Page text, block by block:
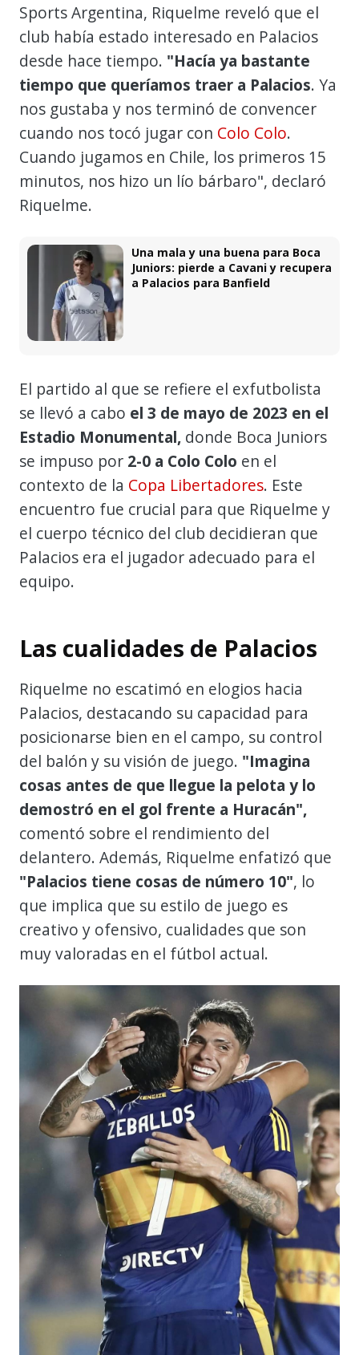
Sports Argentina, Riquelme reveló que el
club había estado interesado en Palacios
desde hace tiempo. "Hacía ya bastante
tiempo que queríamos traer a Palacios. Ya
nos gustaba y nos terminó de convencer
cuando nos tocó jugar con Colo Colo.
Cuando jugamos en Chile, los primeros 15
minutos, nos hizo un lío bárbaro", declaró
Riquelme.
Una mala y una buena para Boca
Juniors: pierde a Cavani y recupera
a Palacios para Banfield
El partido al que se refiere el exfutbolista
se llevó a cabo el 3 de mayo de 2023 en el
Estadio Monumental, donde Boca Juniors
se impuso por 2-0 a Colo Colo en el
contexto de la Copa Libertadores. Este
encuentro fue crucial para que Riquelme y
el cuerpo técnico del club decidieran que
Palacios era el jugador adecuado para el
equipo.
Las cualidades de Palacios
Riquelme no escatimó en elogios hacia
Palacios, destacando su capacidad para
posicionarse bien en el campo, su control
del balón y su visión de juego. "Imagina
cosas antes de que llegue la pelota y lo
demostró en el gol frente a Huracán",
comentó sobre el rendimiento del
delantero. Además, Riquelme enfatizó que
"Palacios tiene cosas de número 10", lo
que implica que su estilo de juego es
creativo y ofensivo, cualidades que son
muy valoradas en el fútbol actual.